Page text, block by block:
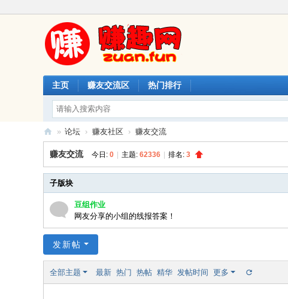
主页 赚友交流区 热门排行
赚
趣
网
» 论坛 › 赚友社区 › 赚友交流
赚友交流 今日: 0 主题: 62336 排名: 3
子版块
豆组作业
网友分享的小组的线报答案！
发新帖
全部主题 最新 热门 热帖 精华 发帖时间 更多